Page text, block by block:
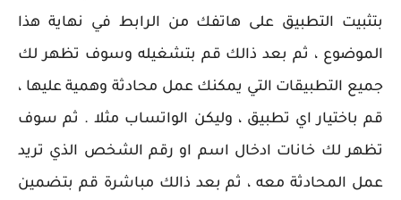
بتثبيت التطبيق على هاتفك من الرابط في نهاية هذا
الموضوع ، ثم بعد ذالك قم بتشغيله وسوف تظهر لك
جميع التطبيقات التي يمكنك عمل محادثة وهمية عليها ،
قم باختيار اي تطبيق ، وليكن الواتساب مثلا . ثم سوف
تظهر لك خانات ادخال اسم او رقم الشخص الذي تريد
عمل المحادثة معه ، ثم بعد ذالك مباشرة قم بتضمين